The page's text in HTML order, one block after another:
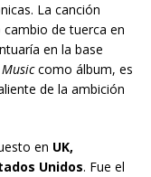
La canción
de tuerca en
en la base
Musiccomo álbum, es
de la ambición
en UK,
Unidos. Fue el